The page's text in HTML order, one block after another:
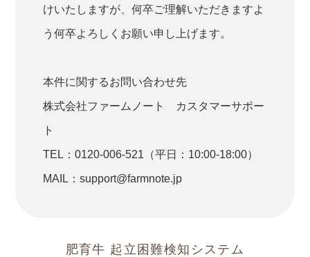
けいたしますが、何卒ご理解いただきますよ
う何卒よろしくお願い申し上げます。
本件に関するお問い合わせ先
株式会社ファームノート カスタマーサポー
ト
TEL：0120-006-521（平日：10:00-18:00）
MAIL：support@farmnote.jp
肥育牛 起立困難検知システム